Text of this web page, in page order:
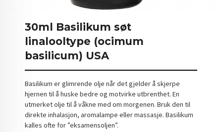
30ml Basilikum søt
linalooltype (ocimum
basilicum) USA
Basilikum er glimrende olje når det gjelder å skjerpe
hjernen til å huske bedre og motvirke utbrenthet. En
utmerket olje til å våkne med om morgenen. Bruk den til
direkte inhalasjon, aromalampe eller massasje. Basilikum
kalles ofte for ”eksamensoljen”.